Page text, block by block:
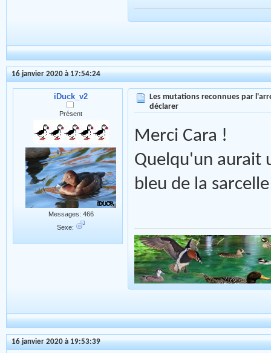
16 janvier 2020 à 17:54:24
iDuck_v2
Présent
Messages: 466
Sexe:
Les mutations reconnues par
déclarer
Merci Cara !
Quelqu'un aurait
bleu de la
16 janvier 2020 à 19:53:39